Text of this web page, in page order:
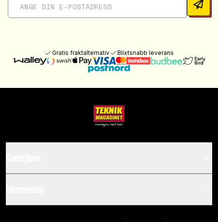
Gratis fraktalternativ Blixtsnabb leverans